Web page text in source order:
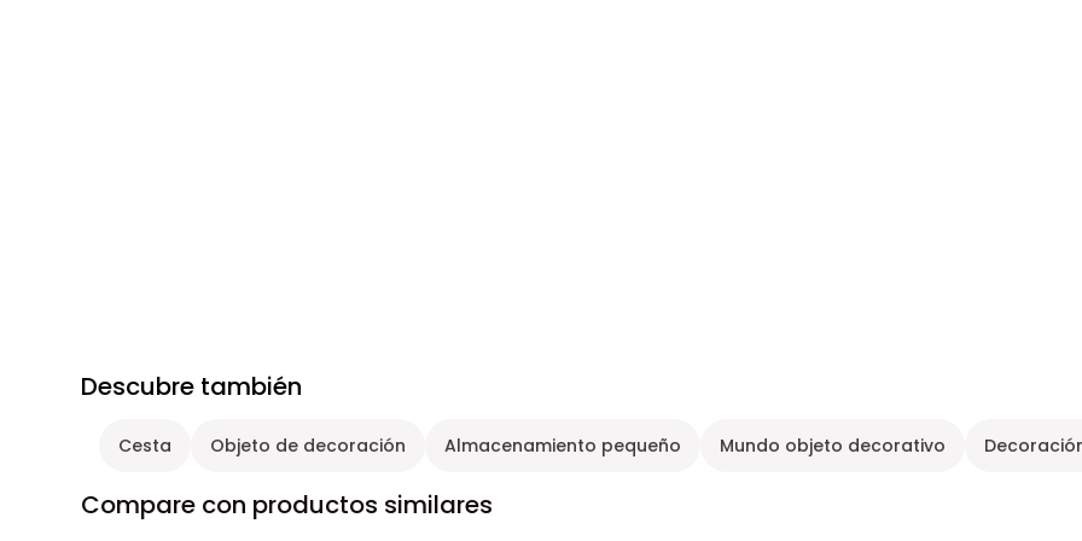
Descubre también
Cesta Objeto de decoración Almacenamiento pequeño Mundo objeto decorativo
Compare con productos similares